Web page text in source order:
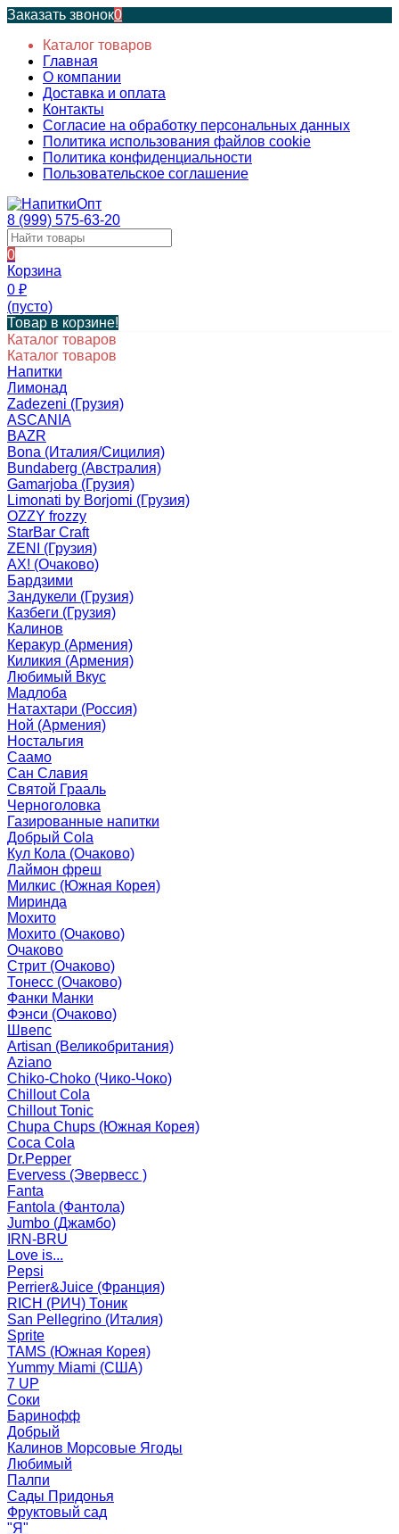
Заказать звонок0
Каталог товаров
Главная
О компании
Доставка и оплата
Контакты
Согласие на обработку персональных данных
Политика использования файлов cookie
Политика конфиденциальности
Пользовательское соглашение
8 (999) 575-63-20
0
Корзина
0 ₽
(пусто)
Товар в корзине!
Каталог товаров
Каталог товаров
Напитки
Лимонад
Zadezeni (Грузия)
ASCANIA
BAZR
Bona (Италия/Сицилия)
Bundaberg (Австралия)
Gamarjoba (Грузия)
Limonati by Borjomi (Грузия)
OZZY frozzy
StarBar Craft
ZENI (Грузия)
АХ! (Очаково)
Бардзими
Зандукели (Грузия)
Казбеги (Грузия)
Калинов
Керакур (Армения)
Киликия (Армения)
Любимый Вкус
Мадлоба
Натахтари (Россия)
Ной (Армения)
Ностальгия
Саамо
Сан Славия
Святой Грааль
Черноголовка
Газированные напитки
Добрый Cola
Кул Кола (Очаково)
Лаймон фреш
Милкис (Южная Корея)
Миринда
Мохито
Мохито (Очаково)
Очаково
Стрит (Очаково)
Тонесс (Очаково)
Фанки Манки
Фэнси (Очаково)
Швепс
Artisan (Великобритания)
Aziano
Chiko-Choko (Чико-Чоко)
Chillout Cola
Chillout Tonic
Chupa Chups (Южная Корея)
Coca Cola
Dr.Pepper
Evervess (Эвервесс )
Fanta
Fantola (Фантола)
Jumbo (Джамбо)
IRN-BRU
Love is...
Pepsi
Perrier&Juice (Франция)
RICH (РИЧ) Тоник
San Pellegrino (Италия)
Sprite
TAMS (Южная Корея)
Yummy Miami (США)
7 UP
Соки
Баринофф
Добрый
Калинов Морсовые Ягоды
Любимый
Палпи
Сады Придонья
Фруктовый сад
"Я"